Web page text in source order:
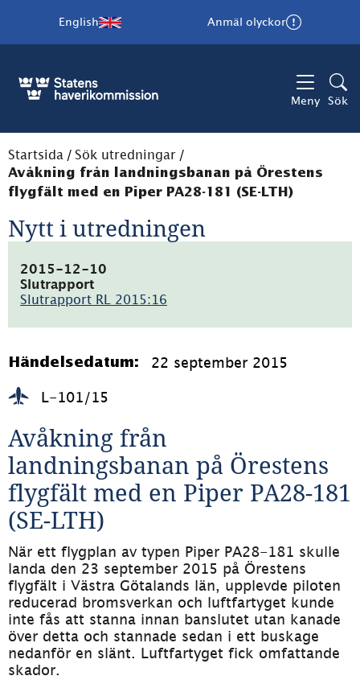
English Anmäl olyckor
Meny Sök
Startsida / Sök utredningar /
Avåkning från landningsbanan på Örestens
flygfält med en Piper PA28-181 (SE-LTH)
Nytt i utredningen
2015-12-10
Slutrapport
Slutrapport RL 2015:16
1.3MB)
Händelsedatum: 22 september 2015
L-101/15
Avåkning från
landningsbanan på Örestens
flygfält med en Piper PA28-181
(SE-LTH)
När ett flygplan av typen Piper PA28-181 skulle
landa den 23 september 2015 på Örestens
flygfält i Västra Götalands län, upplevde piloten
reducerad bromsverkan och luftfartyget kunde
inte fås att stanna innan banslutet utan kanade
över detta och stannade sedan i ett buskage
nedanför en slänt. Luftfartyget fick omfattande
skador.